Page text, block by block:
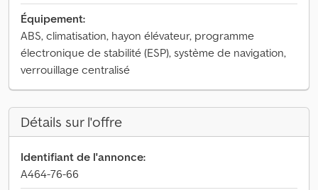
Équipement:
ABS, climatisation, hayon élévateur, programme
électronique de stabilité (ESP), système de navigation,
verrouillage centralisé
Détails sur l'offre
Identifiant de l'annonce:
A464-76-66